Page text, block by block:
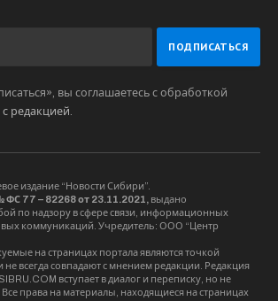
до 18 тысяч гектаров, ранее
сельского хозяйства НСО
По его словам, сейчас в
продукции аграрии
готового продукта,
на территории области.
Биотехнологии Ростсельмаш